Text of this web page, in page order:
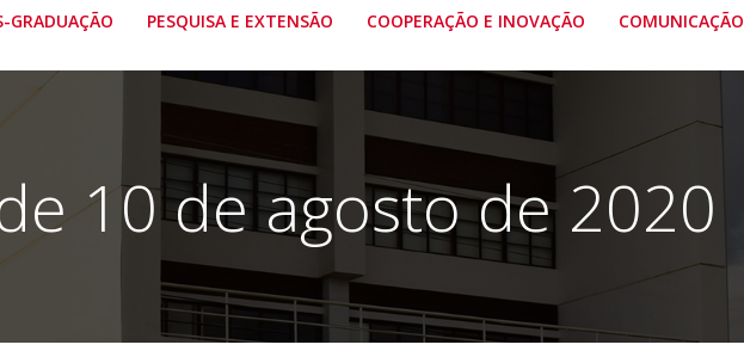
GRADUAÇÃO PESQUISA E EXTENSÃO COOPERAÇÃO E INOVAÇÃO COMUNICAÇÃO
10 de agosto de 2020